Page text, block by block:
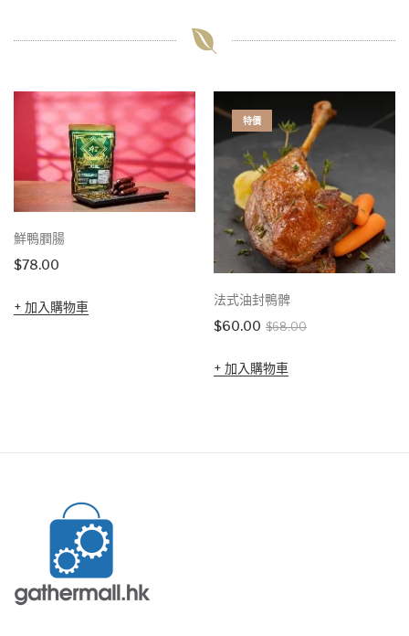
鮮鴨膶腸
$78.00
加入購物車
特價
法式油封鴨髀
$68.00Original
$60.00
Current
加入購物車